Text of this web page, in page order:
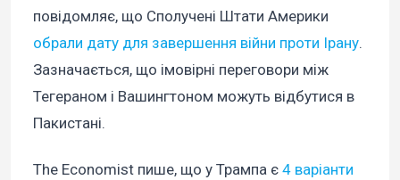
повідомляє, що Сполучені Штати Америки
обрали дату для завершення війни проти Ірану.
Зазначається, що імовірні переговори між
Тегераном і Вашингтоном можуть відбутися в
Пакистані.
The Economist пише, що у Трампа є 4 варіанти